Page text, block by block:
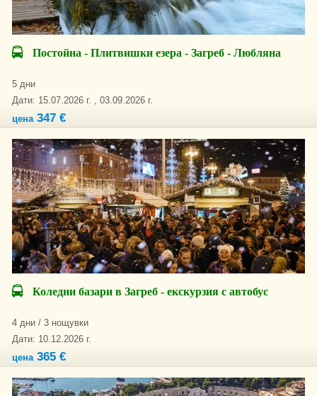
Постойна - Плитвишки езера - Загреб - Любляна
5 дни
Дати: 15.07.2026 г. , 03.09.2026 г.
цена347 €
Коледни базари в Загреб - екскурзия с автобус
4 дни / 3 нощувки
Дати: 10.12.2026 г.
цена365 €